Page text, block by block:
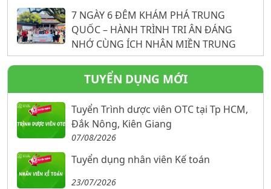
7 NGÀY 6 ĐÊM KHÁM PHÁ TRUNG
QUỐC – HÀNH TRÌNH TRI ÂN ĐÁNG
NHỚ CÙNG ÍCH NHÂN MIỀN TRUNG
TUYỂN DỤNG MỚI
Tuyển Trình dược viên OTC tại Tp HCM,
Đắk Nông, Kiên Giang
07/08/2026
Tuyển dụng nhân viên Kế toán
23/07/2026